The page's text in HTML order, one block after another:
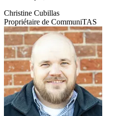
Christine Cubillas
Propriétaire de CommuniTAS